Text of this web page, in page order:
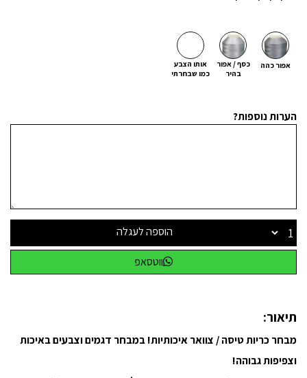
אפור כהה
כסף / אפור
בהיר
אותו הצבע
כמו שבחרתי
הערות נוספות?
הוספה לעגלה
ווטסאפ
תיאור:
מבחר כריות טיסה / צוואר איכותיות! במבחר דגמים וצבעים באיכות
וצפיפות גבוהה!